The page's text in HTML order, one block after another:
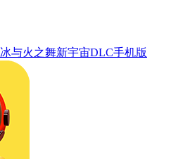
冰与火之舞新宇宙DLC手机版